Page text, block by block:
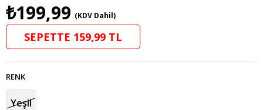
₺199,99 (KDV Dahil)
SEPETTE 159,99 TL
RENK
Yeşil